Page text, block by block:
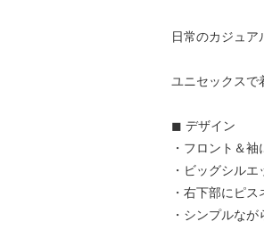
日常のカジュア
ユニセックスで
◼︎ デザイン
・フロント＆
・ビッグシルエ
・右下部にピス
・シンプルな